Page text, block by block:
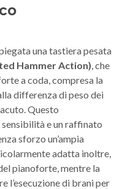
una tastiera pesata
Hammer Action) , che
a coda, compresa la
differenza di peso dei
Questo
e un raffinato
sforzo un’ampia
adatta inoltre,
pianoforte, mentre la
l’esecuzione di brani per